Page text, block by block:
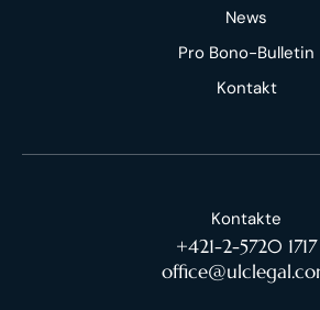
News
Pro Bono-Bulletin
Kontakt
Kontakte
+421-2-5720 1717